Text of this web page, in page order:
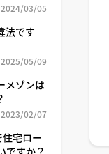
2024/03/05
法です
2025/05/09
メゾンは
2023/02/07
宅ロー
ですか？